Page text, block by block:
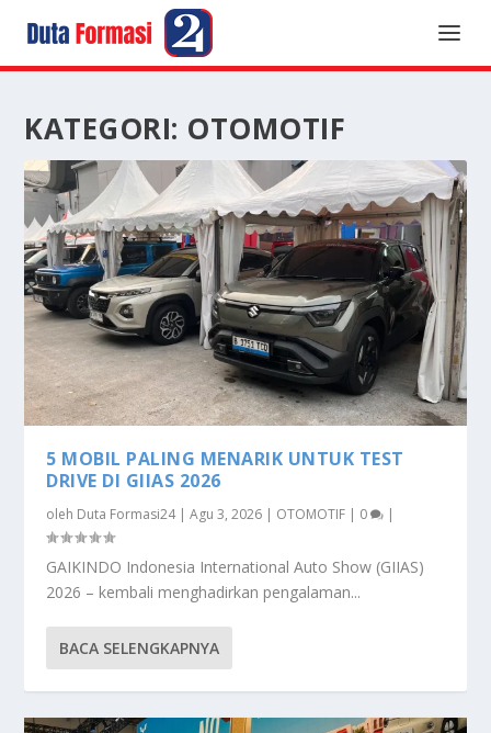
KATEGORI: OTOMOTIF
5 MOBIL PALING MENARIK UNTUK TEST
DRIVE DI GIIAS 2026
oleh Duta Formasi24|Agu 3, 2026 | OTOMOTIF | 0 |
GAIKINDO Indonesia International Auto Show (GIIAS)
2026 – kembali menghadirkan pengalaman...
BACA SELENGKAPNYA